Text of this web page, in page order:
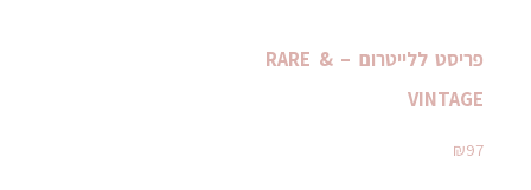
פריסט ללייטרום – RARE &
VINTAGE
₪97